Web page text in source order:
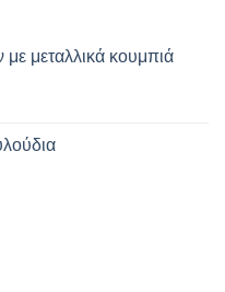
μεταλλικά κουμπιά